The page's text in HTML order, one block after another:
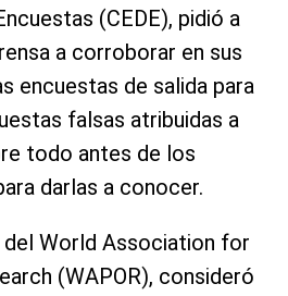
(CEDE), pidió a
a corroborar en sus
encuestas de salida para
falsas atribuidas a
todo antes de los
darlas a conocer.
World Association for
(WAPOR), consideró